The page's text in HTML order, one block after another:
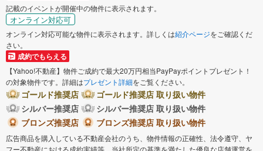
記載のイベントが開催中の物件に表示されます。
オンライン対応可
オンライン対応可能な物件に表示されます。詳しくは紹介ページをご確認くだ
さい。
成約でもらえる
【Yahoo!不動産】物件ご成約で最大20万円相当PayPayポイントプレゼント！
の対象物件です。詳細はプレゼント詳細をご覧ください。
ゴールド推奨店
ゴールド推奨店 取り扱い物件
シルバー推奨店
シルバー推奨店 取り扱い物件
ブロンズ推奨店
ブロンズ推奨店 取り扱い物件
広告商品を購入している不動産会社のうち、物件情報の正確性、法令遵守、ヤ
フー不動産における成約実績等、当社所定の基準を満たした優良な店舗運営を